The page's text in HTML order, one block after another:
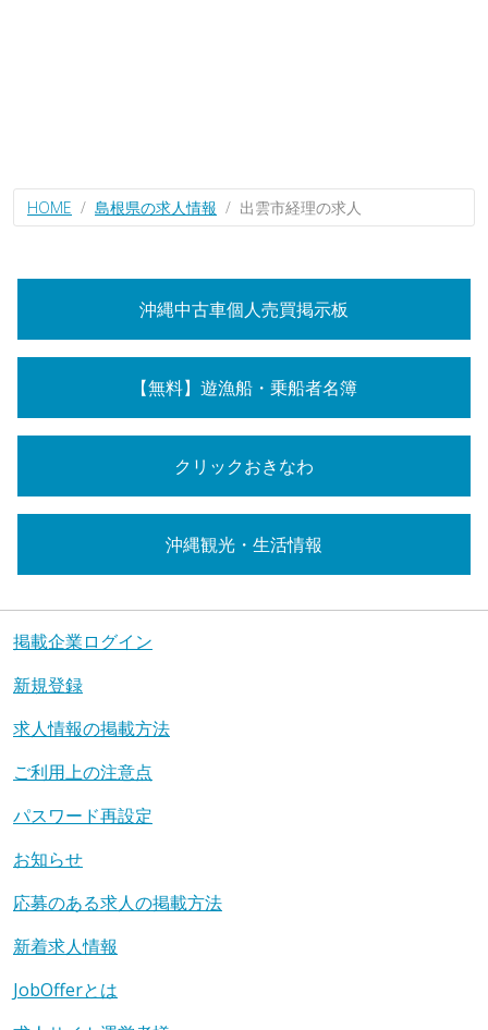
HOME 島根県の求人情報 出雲市経理の求人
沖縄中古車個人売買掲示板
【無料】遊漁船・乗船者名簿
クリックおきなわ
沖縄観光・生活情報
掲載企業ログイン
新規登録
求人情報の掲載方法
ご利用上の注意点
パスワード再設定
お知らせ
応募のある求人の掲載方法
新着求人情報
JobOfferとは